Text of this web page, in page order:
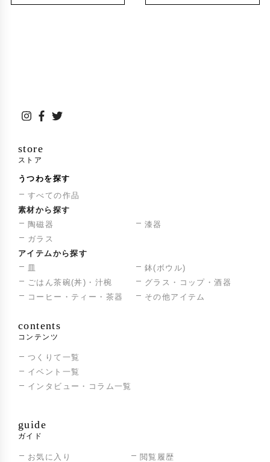
1998年
賞
2005年 第1回菊池ビエンナーレ入選
2020年
第51回東海伝統工芸展「岐阜県知事賞」受賞
第53回東海伝統工芸展「名古屋市長賞」受賞
store
ストア
うつわを探す
すべての作品
素材から探す
陶磁器
漆器
ガラス
アイテムから探す
皿
鉢(ボウル)
ごはん茶碗(丼)・汁椀
グラス・コップ・酒器
コーヒー・ティー・茶器
その他アイテム
contents
コンテンツ
つくりて一覧
イベント一覧
インタビュー・コラム一覧
guide
ガイド
お気に入り
閲覧履歴